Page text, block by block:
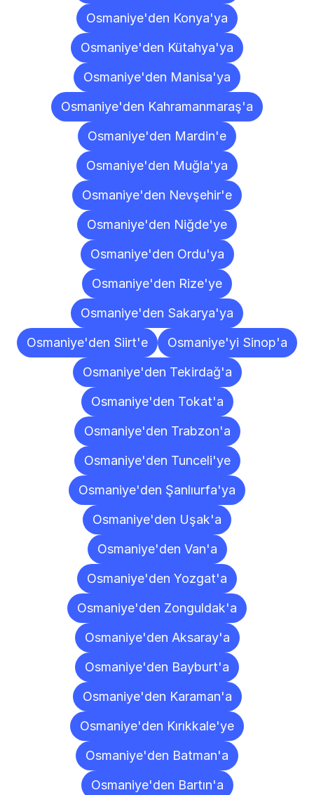
Osmaniye'den Konya'ya
Osmaniye'den Kütahya'ya
Osmaniye'den Manisa'ya
Osmaniye'den Kahramanmaraş'a
Osmaniye'den Mardin'e
Osmaniye'den Muğla'ya
Osmaniye'den Nevşehir'e
Osmaniye'den Niğde'ye
Osmaniye'den Ordu'ya
Osmaniye'den Rize'ye
Osmaniye'den Sakarya'ya
Osmaniye'den Siirt'e
Osmaniye'yi Sinop'a
Osmaniye'den Tekirdağ'a
Osmaniye'den Tokat'a
Osmaniye'den Trabzon'a
Osmaniye'den Tunceli'ye
Osmaniye'den Şanlıurfa'ya
Osmaniye'den Uşak'a
Osmaniye'den Van'a
Osmaniye'den Yozgat'a
Osmaniye'den Zonguldak'a
Osmaniye'den Aksaray'a
Osmaniye'den Bayburt'a
Osmaniye'den Karaman'a
Osmaniye'den Kırıkkale'ye
Osmaniye'den Batman'a
Osmaniye'den Bartın'a